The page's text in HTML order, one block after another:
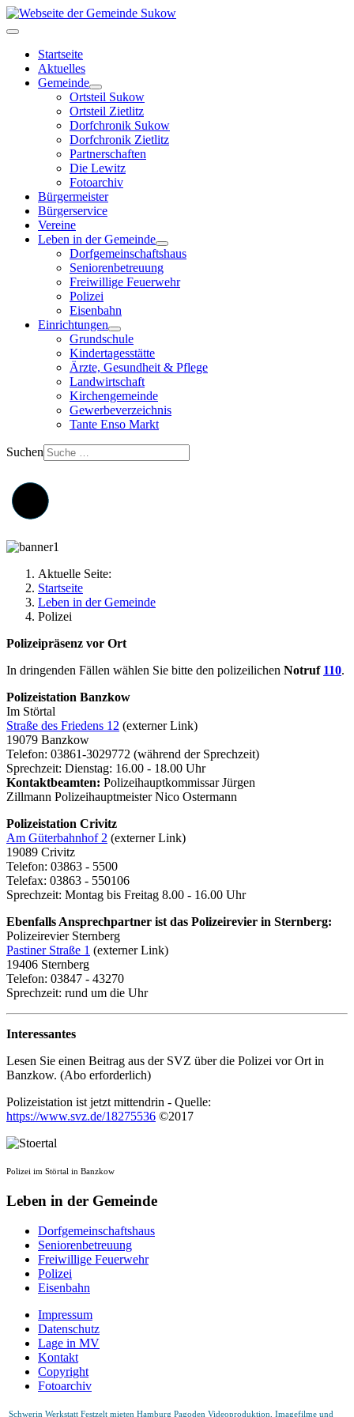
Startseite
Aktuelles
Gemeinde
Ortsteil Sukow
Ortsteil Zietlitz
Dorfchronik Sukow
Dorfchronik Zietlitz
Partnerschaften
Die Lewitz
Fotoarchiv
Bürgermeister
Bürgerservice
Vereine
Leben in der Gemeinde
Dorfgemeinschaftshaus
Seniorenbetreuung
Freiwillige Feuerwehr
Polizei
Eisenbahn
Einrichtungen
Grundschule
Kindertagesstätte
Ärzte, Gesundheit & Pflege
Landwirtschaft
Kirchengemeinde
Gewerbeverzeichnis
Tante Enso Markt
Suchen
Aktuelle Seite:
Startseite
Leben in der Gemeinde
Polizei
Polizeipräsenz vor Ort
In dringenden Fällen wählen Sie bitte den polizeilichen Notruf 110.
Polizeistation Banzkow
Im Störtal
Straße des Friedens 12 (externer Link)
19079 Banzkow
Telefon: 03861-3029772 (während der Sprechzeit)
Sprechzeit: Dienstag: 16.00 - 18.00 Uhr
Kontaktbeamten: Polizeihauptkommissar Jürgen
Zillmann Polizeihauptmeister Nico Ostermann
Polizeistation Crivitz
Am Güterbahnhof 2 (externer Link)
19089 Crivitz
Telefon: 03863 - 5500
Telefax: 03863 - 550106
Sprechzeit: Montag bis Freitag 8.00 - 16.00 Uhr
Ebenfalls Ansprechpartner ist das Polizeirevier in Sternberg:
Polizeirevier Sternberg
Pastiner Straße 1 (externer Link)
19406 Sternberg
Telefon: 03847 - 43270
Sprechzeit: rund um die Uhr
Interessantes
Lesen Sie einen Beitrag aus der SVZ über die Polizei vor Ort in
Banzkow. (Abo erforderlich)
Polizeistation ist jetzt mittendrin - Quelle:
https://www.svz.de/18275536 ©2017
Polizei im Störtal in Banzkow
Leben in der Gemeinde
Dorfgemeinschaftshaus
Seniorenbetreuung
Freiwillige Feuerwehr
Polizei
Eisenbahn
Impressum
Datenschutz
Lage in MV
Kontakt
Copyright
Fotoarchiv
Schwerin Werkstatt Festzelt mieten Hamburg Pagoden Videoproduktion, Imagefilme und